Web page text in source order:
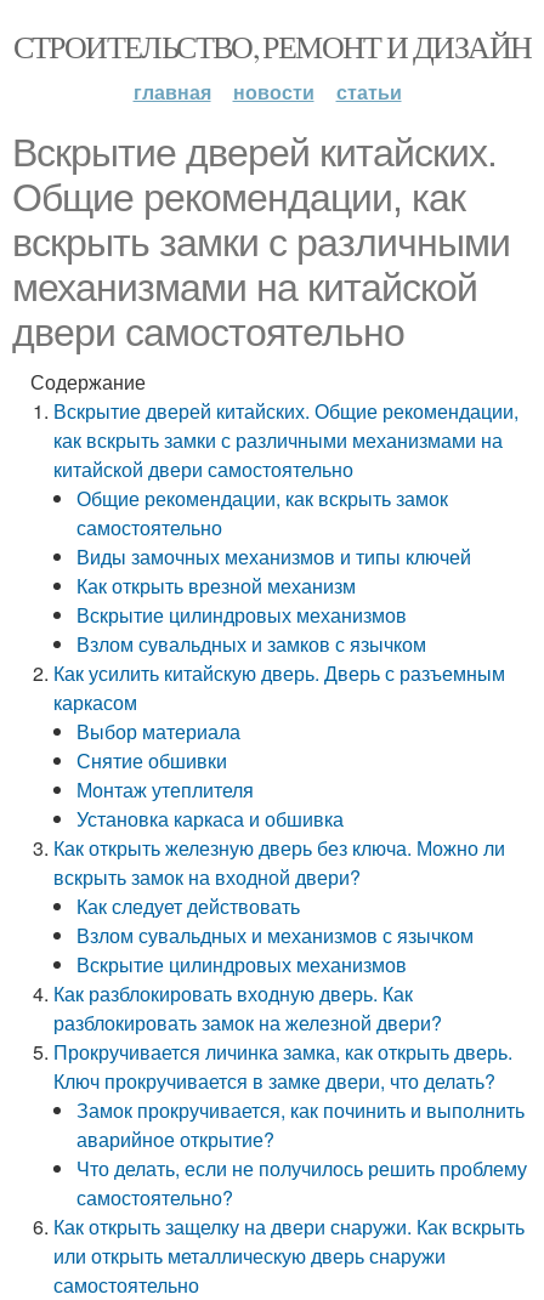
СТРОИТЕЛЬСТВО, РЕМОНТ И ДИЗАЙН
главная новости статьи
Вскрытие дверей китайских.
Общие рекомендации, как
вскрыть замки с различными
механизмами на китайской
двери самостоятельно
Содержание
Вскрытие дверей китайских. Общие рекомендации,
как вскрыть замки с различными механизмами на
китайской двери самостоятельно
Общие рекомендации, как вскрыть замок
самостоятельно
Виды замочных механизмов и типы ключей
Как открыть врезной механизм
Вскрытие цилиндровых механизмов
Взлом сувальдных и замков с язычком
Как усилить китайскую дверь. Дверь с разъемным
каркасом
Выбор материала
Снятие обшивки
Монтаж утеплителя
Установка каркаса и обшивка
Как открыть железную дверь без ключа. Можно ли
вскрыть замок на входной двери?
Как следует действовать
Взлом сувальдных и механизмов с язычком
Вскрытие цилиндровых механизмов
Как разблокировать входную дверь. Как
разблокировать замок на железной двери?
Прокручивается личинка замка, как открыть дверь.
Ключ прокручивается в замке двери, что делать?
Замок прокручивается, как починить и выполнить
аварийное открытие?
Что делать, если не получилось решить проблему
самостоятельно?
Как открыть защелку на двери снаружи. Как вскрыть
или открыть металлическую дверь снаружи
самостоятельно